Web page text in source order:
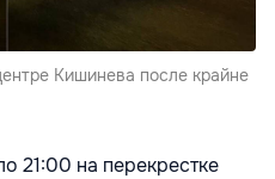
Кишинева после крайне
21:00 на перекрестке